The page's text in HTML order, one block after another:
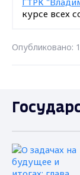
курсе всех
Опубликовано: